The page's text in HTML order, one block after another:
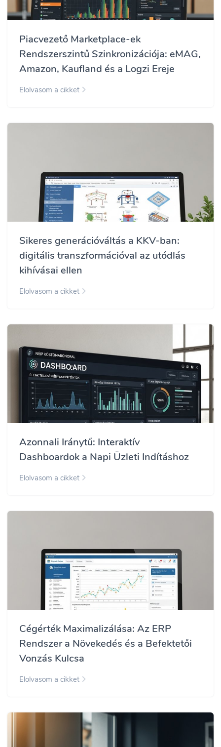
Piacvezető Marketplace-ek
Rendszerszintű Szinkronizációja: eMAG,
Amazon, Kaufland és a Logzi Ereje
Elolvasom a cikket
Sikeres generációváltás a KKV-ban:
digitális transzformációval az utódlás
kihívásai ellen
Elolvasom a cikket
Azonnali Iránytű: Interaktív
Dashboardok a Napi Üzleti Indításhoz
Elolvasom a cikket
Cégérték Maximalizálása: Az ERP
Rendszer a Növekedés és a Befektetői
Vonzás Kulcsa
Elolvasom a cikket